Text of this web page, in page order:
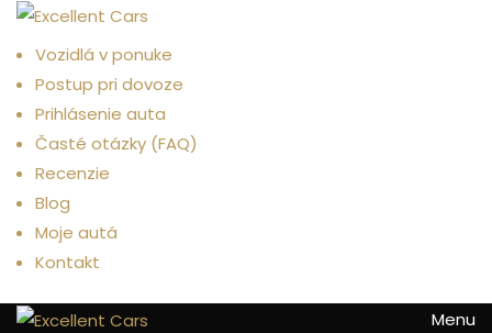
Vozidlá v ponuke
Postup pri dovoze
Prihlásenie auta
Časté otázky (FAQ)
Recenzie
Blog
Moje autá
Kontakt
Menu